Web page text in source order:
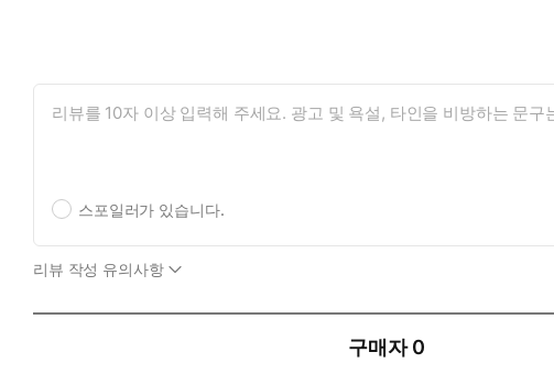
스포일러가 있습니다.
리뷰 작성 유의사항
구매자 0